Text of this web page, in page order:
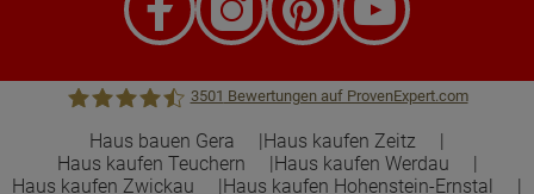
Town &Country Haus Lizenzgeber GmbH
3501 Bewertungen auf ProvenExpert.com
Haus bauen Gera
Haus kaufen Zeitz
Haus kaufen Teuchern
Haus kaufen Werdau
Haus kaufen Zwickau
Haus kaufen Hohenstein-Ernstal